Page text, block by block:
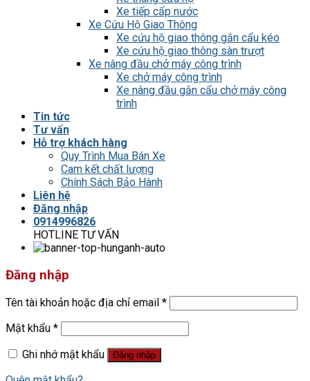
Xe tiếp cấp nước
Xe Cứu Hộ Giao Thông
Xe cứu hộ giao thông gắn cẩu kéo
Xe cứu hộ giao thông sàn trượt
Xe nâng đầu chở máy công trình
Xe chở máy công trình
Xe nâng đầu gắn cẩu chở máy công
trình
Tin tức
Tư vấn
Hỗ trợ khách hàng
Quy Trình Mua Bán Xe
Cam kết chất lượng
Chính Sách Bảo Hành
Liên hệ
Đăng nhập
0914996826
HOTLINE TƯ VẤN
Đăng nhập
Tên tài khoản hoặc địa chỉ email *
Mật khẩu *
Ghi nhớ mật khẩu
Đăng nhập